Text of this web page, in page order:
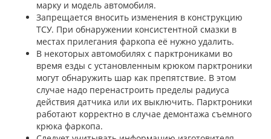
марку и модель автомобиля.
Запрещается вносить изменения в конструкцию
ТСУ. При обнаружении консистентной смазки в
местах прилегания фаркопа её нужно удалить.
В некоторых автомобилях с парктрониками во
время езды с установленным крюком парктроники
могут обнаружить шар как препятствие. В этом
случае надо перенастроить пределы радиуса
действия датчика или их выключить. Парктроники
работают корректно в случае демонтажа съемного
крюка фаркопа.